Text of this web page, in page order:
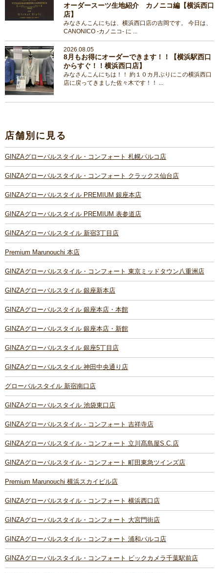
オーダースーツ生地紹介 カノニコ編【横浜西口
店】
みなさんこんにちは、横浜西口店の吉岡です。 今日は、
CANONICO ‐カノニコ‐ に ...
2026.08.05
8月もお得にオーダーできます！！【横浜駅西口
からすぐ！！横浜西口店】
みなさんこんにちは！！ 約１０カ月ぶりにこの横浜西口
店に戻ってきました佐々木です！！ ...
店舗別に見る
GINZAグローバルスタイル・コンフォート 札幌パルコ店
GINZAグローバルスタイル・コンフォート クラックス仙台店
GINZAグローバルスタイル PREMIUM 銀座本店
GINZAグローバルスタイル PREMIUM 表参道店
GINZAグローバルスタイル 新宿3丁目店
Premium Marunouchi 本店
GINZAグローバルスタイル・コンフォート 東京ミッドタウン八重洲店
GINZAグローバルスタイル 銀座新本店
GINZAグローバルスタイル 銀座本店・本館
GINZAグローバルスタイル 銀座本店・新館
GINZAグローバルスタイル 銀座5丁目店
GINZAグローバルスタイル 神田中央通り店
グローバルスタイル 新宿南口店
GINZAグローバルスタイル 池袋東口店
GINZAグローバルスタイル・コンフォート 吉祥寺店
GINZAグローバルスタイル・コンフォート 立川髙島屋S.C.店
GINZAグローバルスタイル・コンフォート 町田東急ツインズ店
Premium Marunouchi 横浜スカイビル店
GINZAグローバルスタイル・コンフォート 横浜西口店
GINZAグローバルスタイル・コンフォート 大宮門街店
GINZAグローバルスタイル・コンフォート 浦和パルコ店
GINZAグローバルスタイル・コンフォート ビックカメラ千葉駅前店